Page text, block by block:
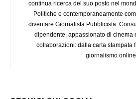
continua ricerca del suo posto nel
Politiche e contemporaneamente
diventare Giornalista Pubblicista.
dipendente, appassionato di cinema
collaborazioni: dalla carta stampata
giornalismo